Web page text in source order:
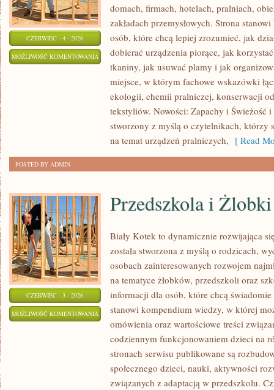
CZERWIEC - 4 - 2026
MOŻLIWOŚĆ KOMENTOWANIA PRALKI
SUSZARKI
domach, firmach, hotelach, pralniach,
zakładach przemysłowych. Strona
osób, które chcą lepiej zrozumieć, jak
dobierać urządzenia piorące, jak
tkaniny, jak usuwać plamy i jak
miejsce, w którym fachowe wskazówki
ekologii, chemii pralniczej, konserwacji
tekstyliów. Nowości: Zapachy i Świeżość i
stworzony z myślą o czytelnikach, którzy
na temat urządzeń pralniczych, [ Read
POSTED BY ADMIN
CZERWIEC - 3 - 2026
MOŻLIWOŚĆ KOMENTOWANIA PRZEDSZKOLA
ŻLOBKI
Przedszkola i Żlobki
Biały Kotek to dynamicznie rozwijająca
została stworzona z myślą o rodzicach,
osobach zainteresowanych rozwojem
na tematyce żłobków, przedszkoli oraz
informacji dla osób, które chcą
stanowi kompendium wiedzy, w której
omówienia oraz wartościowe treści
codziennym funkcjonowaniem dzieci na
stronach serwisu publikowane są
społecznego dzieci, nauki, aktywności
związanych z adaptacją w przedszkolu.